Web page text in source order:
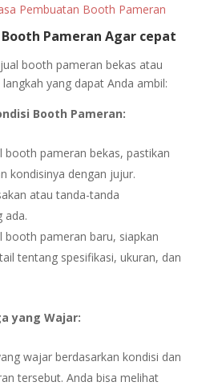
Pembuatan Booth Pameran
Pameran Agar cepat
booth pameran bekas atau
yang dapat Anda ambil:
Booth Pameran:
booth pameran bekas, pastikan
kondisinya dengan jujur.
atau tanda-tanda
ada.
booth pameran baru, siapkan
tentang spesifikasi, ukuran, dan
yang Wajar:
wajar berdasarkan kondisi dan
tersebut. Anda bisa melihat